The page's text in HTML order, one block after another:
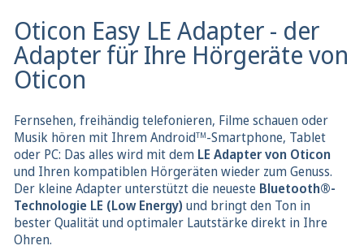
Oticon Easy LE Adapter - der
Adapter für Ihre Hörgeräte von
Oticon
Fernsehen, freihändig telefonieren, Filme schauen oder
Musik hören mit Ihrem AndroidTM-Smartphone, Tablet
oder PC: Das alles wird mit dem LE Adapter von Oticon
und Ihren kompatiblen Hörgeräten wieder zum Genuss.
Der kleine Adapter unterstützt die neueste Bluetooth®-
Technologie LE (Low Energy) und bringt den Ton in
bester Qualität und optimaler Lautstärke direkt in Ihre
Ohren.